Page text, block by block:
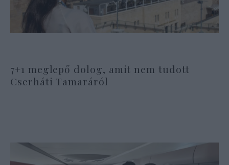
7+1 meglepő dolog, amit nem tudott
Cserháti Tamaráról